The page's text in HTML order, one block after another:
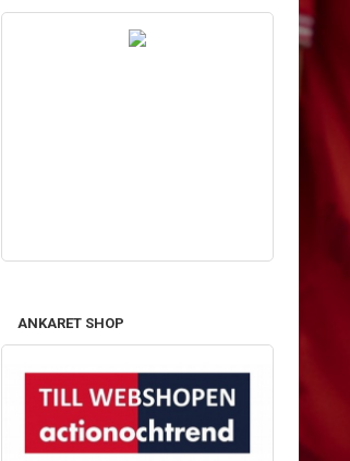
ANKARET SHOP